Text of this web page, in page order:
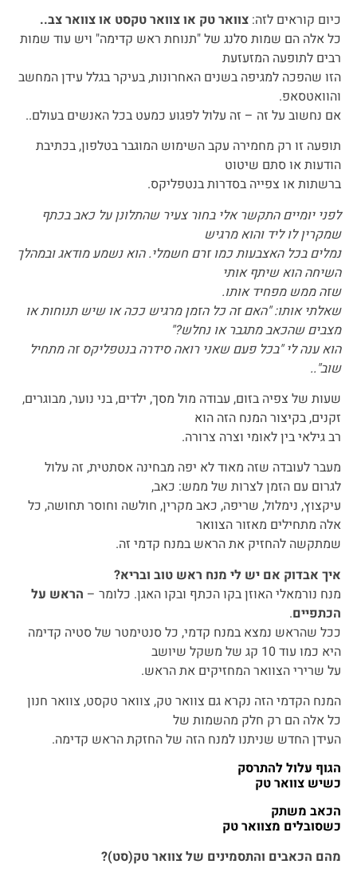
כיום קוראים לזה: צוואר טק או צוואר טקסט או צוואר צב..
כל אלה הם שמות סלנג של "תנוחת ראש קדימה" ויש עוד שמות
רבים לתופעה המזעזעת
הזו שהפכה למגיפה בשנים האחרונות, בעיקר בגלל עידן המחשב
והוואטסאפ.
אם נחשוב על זה – זה עלול לפגוע כמעט בכל האנשים בעולם..
תופעה זו רק מחמירה עקב השימוש המוגבר בטלפון, בכתיבת
הודעות או סתם שיטוט
ברשתות או צפייה בסדרות בנטפליקס.
לפני יומיים התקשר אלי בחור צעיר שהתלונן על כאב בכתף
שמקרין לו ליד והוא מרגיש
נמלים בכל האצבעות כמו זרם חשמלי. הוא נשמע מודאג ובמהלך
השיחה הוא שיתף אותי
שזה ממש מפחיד אותו.
שאלתי אותו: "האם זה כל הזמן מרגיש ככה או שיש תנוחות או
מצבים שהכאב מתגבר או נחלש?"
הוא ענה לי "בכל פעם שאני רואה סידרה בנטפליקס זה מתחיל
שוב"..
שעות של צפיה בזום, עבודה מול מסך, ילדים, בני נוער, מבוגרים,
זקנים, בקיצור המנח הזה הוא
רב גילאי בין לאומי וצרה צרורה.
מעבר לעובדה שזה מאוד לא יפה מבחינה אסתטית, זה עלול
לגרום עם הזמן לצרות של ממש: כאב,
עיקצוץ, נימלול, שריפה, כאב מקרין, חולשה וחוסר תחושה, כל
אלה מתחילים מאזור הצוואר
שמתקשה להחזיק את הראש במנח קדמי זה.
איך אבדוק אם יש לי מנח ראש טוב ובריא?
מנח נורמאלי האוזן בקו הכתף ובקו האגן. כלומר – הראש על
הכתפיים.
ככל שהראש נמצא במנח קדמי, כל סנטימטר של סטיה קדימה
היא כמו עוד 10 קג של משקל שיושב
על שרירי הצוואר המחזיקים את הראש.
המנח הקדמי הזה נקרא גם צוואר טק, צוואר טקסט, צוואר חנון
כל אלה הם רק חלק מהשמות של
העידן החדש שניתנו למנח הזה של החזקת הראש קדימה.
הגוף עלול להתרסק
כשיש צוואר טק
הכאב משתק
כשסובלים מצוואר טק
מהם הכאבים והתסמינים של צוואר טק(סט)?